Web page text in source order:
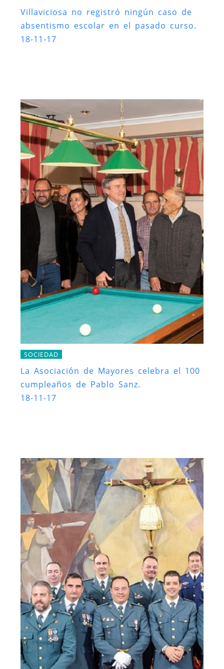
Villaviciosa no registró ningún caso de
absentismo escolar en el pasado curso.
18-11-17
SOCIEDAD
La Asociación de Mayores celebra el 100
cumpleaños de Pablo Sanz.
18-11-17